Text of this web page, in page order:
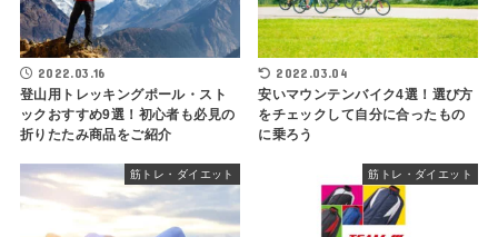
2022.03.16
登山用トレッキングポール・スト
ックおすすめ9選！初心者も必見の
折りたたみ商品をご紹介
2022.03.04
安いマウンテンバイク4選！選び方
をチェックして自分に合ったもの
に乗ろう
筋トレ・ダイエット 筋トレ・ダイエット